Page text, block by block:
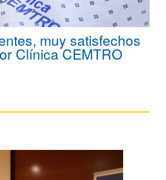
muy satisfechos
Clínica CEMTRO